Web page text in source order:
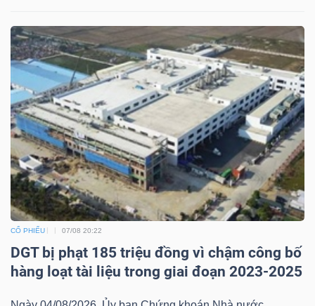
CỔ PHIẾU 07/08 20:22
DGT bị phạt 185 triệu đồng vì chậm công bố
hàng loạt tài liệu trong giai đoạn 2023-2025
Dịch
vụ
(-)
Đào
tạo
chính